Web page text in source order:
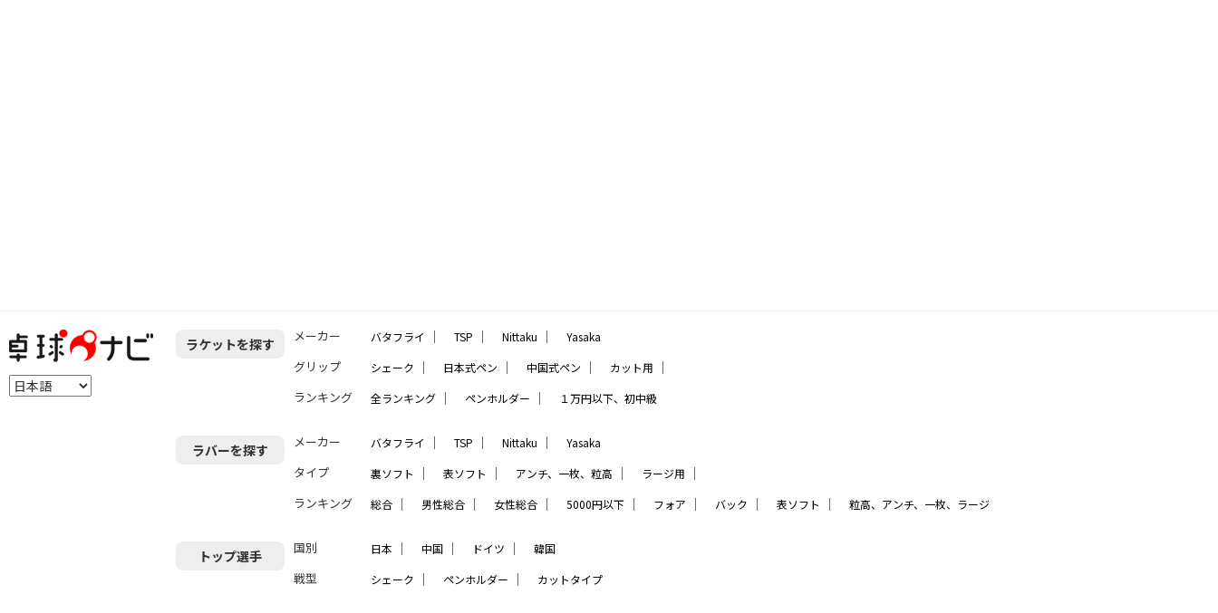
ラケットを探す メーカー バタフライ ｜ TSP ｜ Nittaku ｜ Yasaka
グリップ シェーク ｜ 日本式ペン ｜ 中国式ペン ｜ カット用 ｜
ランキング 全ランキング ｜ ペンホルダー ｜ １万円以下、初中級
ラバーを探す メーカー バタフライ ｜ TSP ｜ Nittaku ｜ Yasaka
タイプ 裏ソフト ｜ 表ソフト ｜ アンチ、一枚、粒高 ｜ ラージ用 ｜
ランキング 総合 ｜ 男性総合 ｜ 女性総合 ｜ 5000円以下 ｜ フォア ｜ バック ｜ 表ソフト ｜ 粒高、アンチ、一枚、ラージ
トップ選手 国別 日本 ｜ 中国 ｜ ドイツ ｜ 韓国
戦型 シェーク ｜ ペンホルダー ｜ カットタイプ